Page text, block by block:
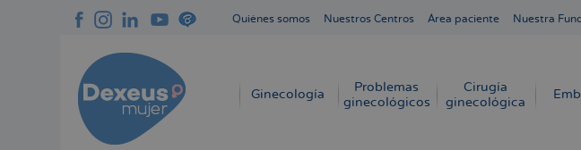
Quiénes somos Nuestros Centros Área paciente Nuestra
Navegación
Ginecología
Problemas
ginecológicos
Cirugía
ginecológica